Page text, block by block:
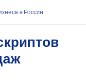
в России